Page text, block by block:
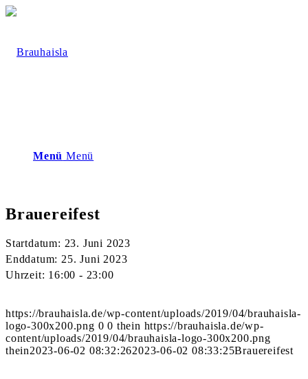
Menü Menü
Brauereifest
Startdatum: 23. Juni 2023
Enddatum: 25. Juni 2023
Uhrzeit: 16:00 - 23:00
https://brauhaisla.de/wp-content/uploads/2019/04/brauhaisla-
logo-300x200.png 0 0 thein https://brauhaisla.de/wp-
content/uploads/2019/04/brauhaisla-logo-300x200.png
thein2023-06-02 08:32:262023-06-02 08:33:25Brauereifest